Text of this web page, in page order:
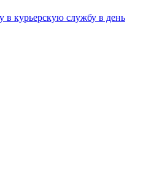
курьерскую службу в день